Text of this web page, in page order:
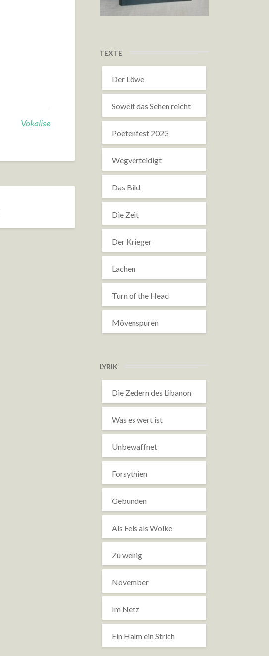
Vokalise
TEXTE
Der Löwe
Soweit das Sehen reicht
Poetenfest 2023
Wegverteidigt
Das Bild
Die Zeit
Der Krieger
Lachen
Turn of the Head
Mövenspuren
LYRIK
Die Zedern des Libanon
Was es wert ist
Unbewaffnet
Forsythien
Gebunden
Als Fels als Wolke
Zu wenig
November
Im Netz
Ein Halm ein Strich